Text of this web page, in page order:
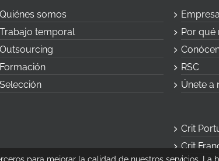
Quiénes somos
Trabajo temporal
Outsourcing
Formación
Selección
Por qué
RSC
Únete a
Crit
Crit